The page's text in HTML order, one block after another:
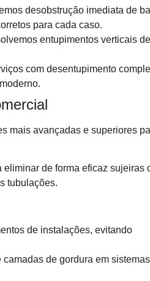
desobstrução imediata de
para cada caso.
entupimentos verticais de
com desentupimento
mais avançadas e superiores
eliminar de forma eficaz sujeiras
tubulações.
de instalações, evitando
de gordura em